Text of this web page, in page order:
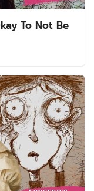
To Not Be